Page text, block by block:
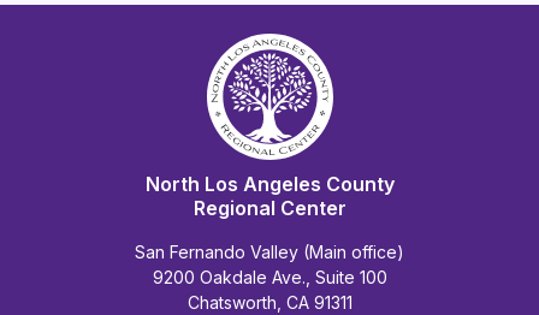
North Los Angeles County
Regional Center
San Fernando Valley (Main office)
9200 Oakdale Ave., Suite 100
Chatsworth, CA 91311